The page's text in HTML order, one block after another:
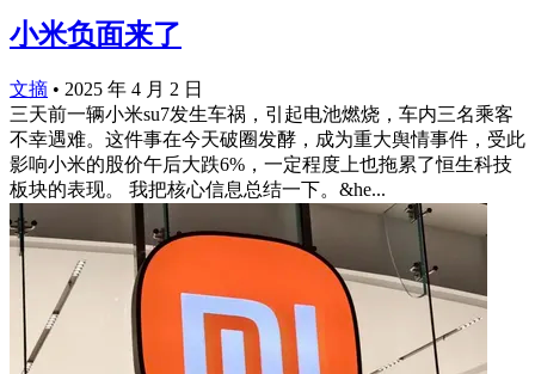
小米负面来了
文摘 • 2025 年 4 月 2 日
三天前一辆小米su7发生车祸，引起电池燃烧，车内三名乘客
不幸遇难。这件事在今天破圈发酵，成为重大舆情事件，受此
影响小米的股价午后大跌6%，一定程度上也拖累了恒生科技
板块的表现。 我把核心信息总结一下。&he...